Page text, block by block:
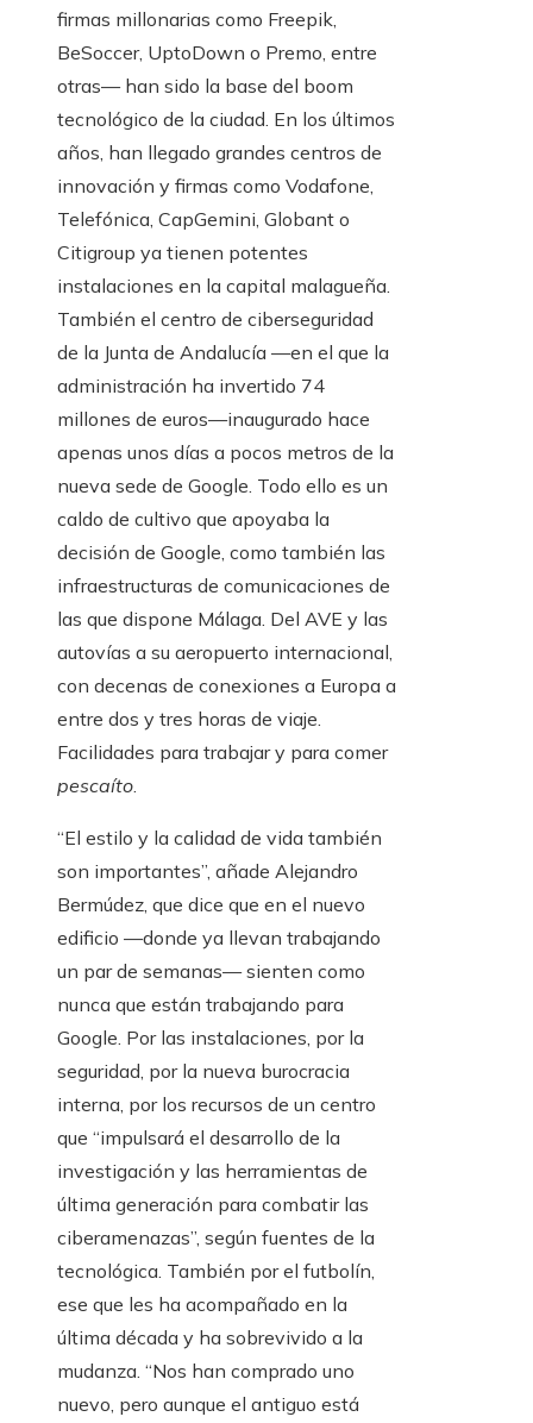
firmas millonarias como Freepik,
BeSoccer, UptoDown o Premo, entre
otras— han sido la base del boom
tecnológico de la ciudad. En los últimos
años, han llegado grandes centros de
innovación y firmas como Vodafone,
Telefónica, CapGemini, Globant o
Citigroup ya tienen potentes
instalaciones en la capital malagueña.
También el centro de ciberseguridad
de la Junta de Andalucía —en el que la
administración ha invertido 74
millones de euros—inaugurado hace
apenas unos días a pocos metros de la
nueva sede de Google. Todo ello es un
caldo de cultivo que apoyaba la
decisión de Google, como también las
infraestructuras de comunicaciones de
las que dispone Málaga. Del AVE y las
autovías a su aeropuerto internacional,
con decenas de conexiones a Europa a
entre dos y tres horas de viaje.
Facilidades para trabajar y para comer
pescaíto.
“El estilo y la calidad de vida también
son importantes”, añade Alejandro
Bermúdez, que dice que en el nuevo
edificio —donde ya llevan trabajando
un par de semanas— sienten como
nunca que están trabajando para
Google. Por las instalaciones, por la
seguridad, por la nueva burocracia
interna, por los recursos de un centro
que “impulsará el desarrollo de la
investigación y las herramientas de
última generación para combatir las
ciberamenazas”, según fuentes de la
tecnológica. También por el futbolín,
ese que les ha acompañado en la
última década y ha sobrevivido a la
mudanza. “Nos han comprado uno
nuevo, pero aunque el antiguo está